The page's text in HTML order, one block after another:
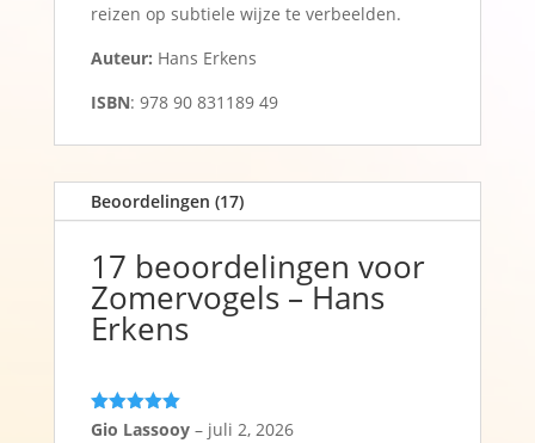
reizen op subtiele wijze te verbeelden.
Auteur: Hans Erkens
ISBN: 978 90 831189 49
Beoordelingen (17)
17 beoordelingen voor
Zomervogels – Hans
Erkens
Gewaardeerd
Gio Lassooy – juli 2, 2026